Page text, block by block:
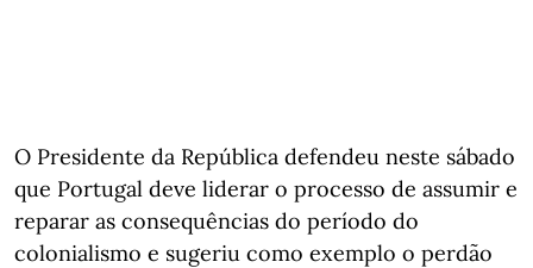
O Presidente da República defendeu neste sábado
que Portugal deve liderar o processo de assumir e
reparar as consequências do período do
colonialismo e sugeriu como exemplo o perdão